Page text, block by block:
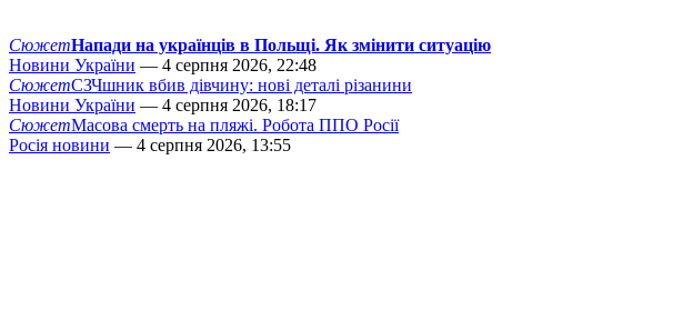
СюжетНапади на українців в Польщі. Як змінити ситуацію
Новини України — 4 серпня 2026, 22:48
СюжетСЗЧшник вбив дівчину: нові деталі різанини
Новини України — 4 серпня 2026, 18:17
СюжетМасова смерть на пляжі. Робота ППО Росії
Росія новини — 4 серпня 2026, 13:55